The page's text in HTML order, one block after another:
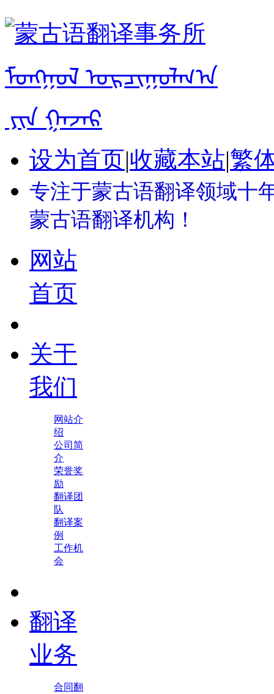
设为首页|收藏本站|繁
专注于蒙古语翻译领域十
蒙古语翻译机构！
网站
首页
关于
我们
网站介
绍
公司简
介
荣誉奖
励
翻译团
队
翻译案
例
工作机
会
翻译
业务
合同翻